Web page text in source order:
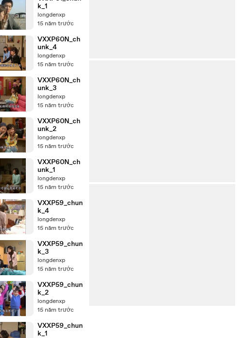
k_1
longdenxp
15 năm trước
VXXP60N_ch
unk_4
longdenxp
15 năm trước
VXXP60N_ch
unk_3
longdenxp
15 năm trước
VXXP60N_ch
unk_2
longdenxp
15 năm trước
VXXP60N_ch
unk_1
longdenxp
15 năm trước
VXXP59_chun
k_4
longdenxp
15 năm trước
VXXP59_chun
k_3
longdenxp
15 năm trước
VXXP59_chun
k_2
longdenxp
15 năm trước
VXXP59_chun
k_1